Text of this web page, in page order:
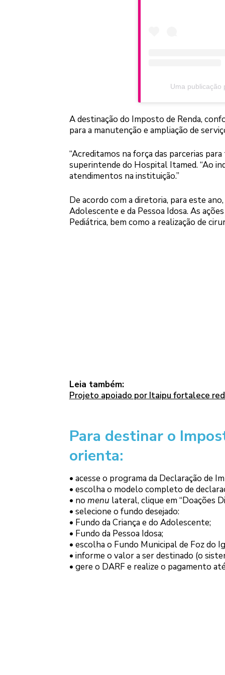
Uma publicação
A destinação do Imposto de Renda,
para a manutenção e ampliação de
“Acreditamos na força das parcerias
superintende do Hospital Itamed. “Ao
atendimentos na instituição.”
De acordo com a diretoria, para este
Adolescente e da Pessoa Idosa. As
Pediátrica, bem como a realização de
Leia também:
Projeto apoiado por Itaipu fortalece
Para destinar o
orienta:
• acesse o programa da Declaração de
• escolha o modelo completo de
• no menu lateral, clique em “Doações
• selecione o fundo desejado:
• Fundo da Criança e do Adolescente;
• Fundo da Pessoa Idosa;
• escolha o Fundo Municipal de Foz do
• informe o valor a ser destinado (o
• gere o DARF e realize o pagamento